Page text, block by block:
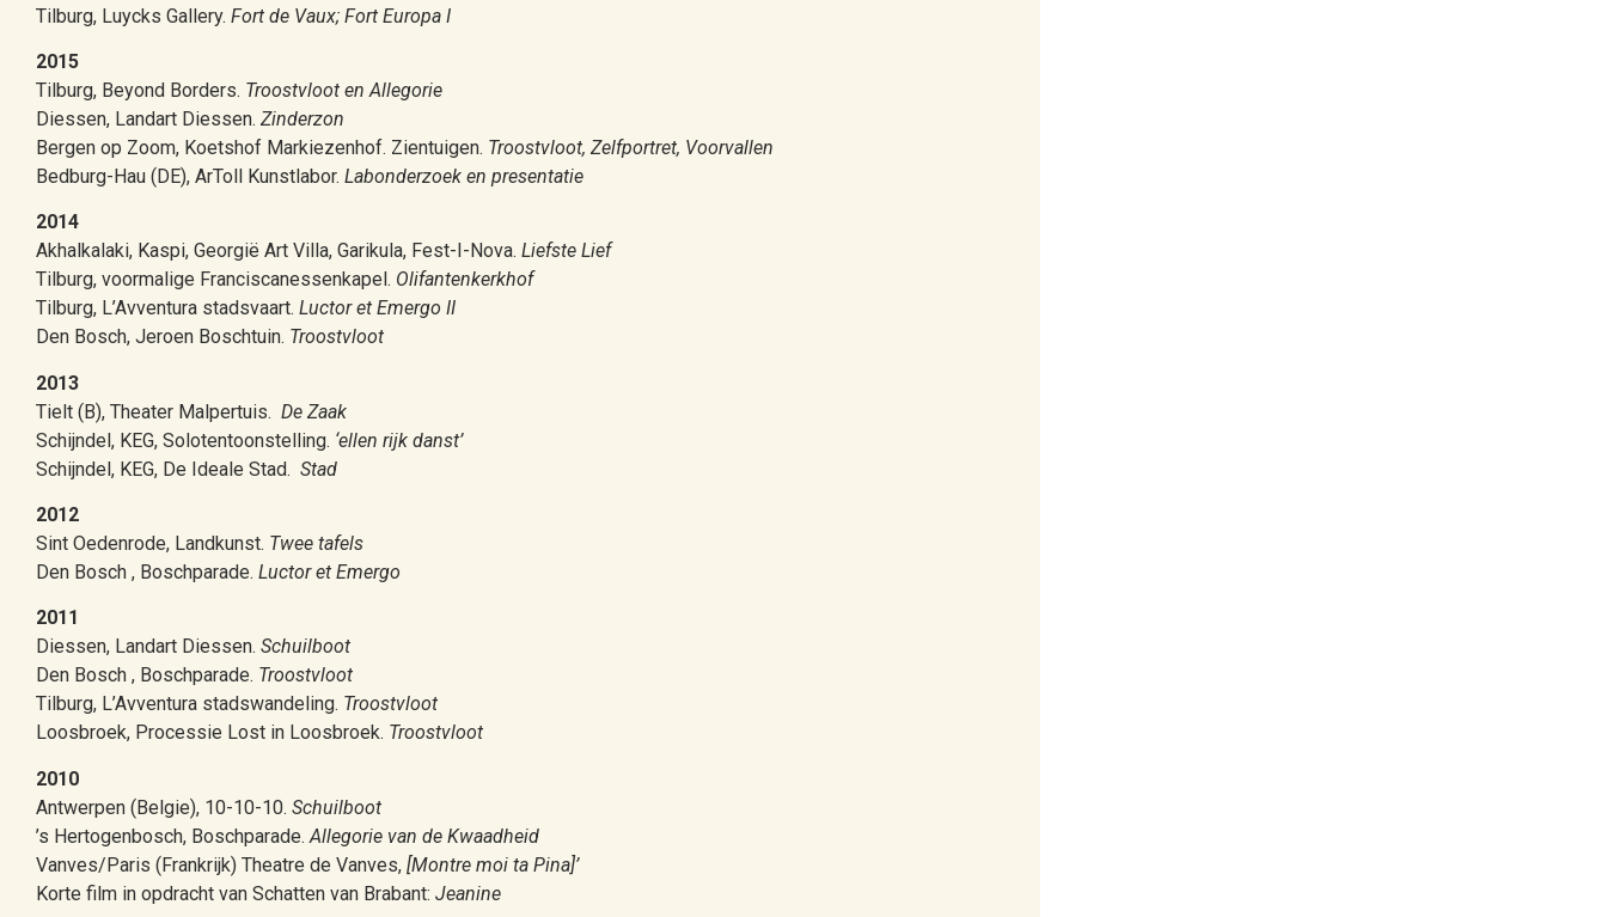
Tilburg, Luycks Gallery. Fort de Vaux; Fort Europa I
2015
Tilburg, Beyond Borders. Troostvloot en Allegorie
Diessen, Landart Diessen. Zinderzon
Bergen op Zoom, Koetshof Markiezenhof. Zientuigen. Troostvloot, Zelfportret, Voorvallen
Bedburg-Hau (DE), ArToll Kunstlabor. Labonderzoek en presentatie
2014
Akhalkalaki, Kaspi, Georgië Art Villa, Garikula, Fest-I-Nova. Liefste Lief
Tilburg, voormalige Franciscanessenkapel. Olifantenkerkhof
Tilburg, L’Avventura stadsvaart. Luctor et Emergo II
Den Bosch, Jeroen Boschtuin. Troostvloot
2013
Tielt (B), Theater Malpertuis. De Zaak
Schijndel, KEG, Solotentoonstelling. ‘ellen rijk danst’
Schijndel, KEG, De Ideale Stad. Stad
2012
Sint Oedenrode, Landkunst. Twee tafels
Den Bosch , Boschparade. Luctor et Emergo
2011
Diessen, Landart Diessen. Schuilboot
Den Bosch , Boschparade. Troostvloot
Tilburg, L’Avventura stadswandeling. Troostvloot
Loosbroek, Processie Lost in Loosbroek. Troostvloot
2010
Antwerpen (Belgie), 10-10-10. Schuilboot
’s Hertogenbosch, Boschparade.Allegorie van de Kwaadheid
Vanves/Paris (Frankrijk) Theatre de Vanves, [Montre moi ta Pina]’
Korte film in opdracht van Schatten van Brabant: Jeanine